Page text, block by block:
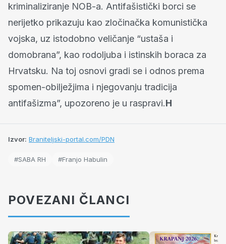
kriminaliziranje NOB-a. Antifašistički borci se
nerijetko prikazuju kao zločinačka komunistička
vojska, uz istodobno veličanje “ustaša i
domobrana”, kao rodoljuba i istinskih boraca za
Hrvatsku. Na toj osnovi gradi se i odnos prema
spomen-obilježjima i njegovanju tradicija
antifašizma”, upozoreno je u raspravi.H
Izvor: Braniteljski-portal.com/PDN
#SABA RH #Franjo Habulin
POVEZANI ČLANCI